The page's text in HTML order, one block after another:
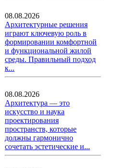
08.08.2026
Архитектурные решения
играют ключевую роль в
формировании комфортной
и функциональной жилой
среды. Правильный подход
к...
08.08.2026
Архитектура — это
искусство и наука
проектирования
пространств, которые
должны гармонично
сочетать эстетические и...